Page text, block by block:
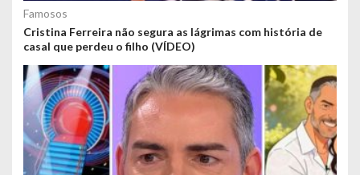
Famosos
Cristina Ferreira não segura as lágrimas com história de
casal que perdeu o filho (VÍDEO)